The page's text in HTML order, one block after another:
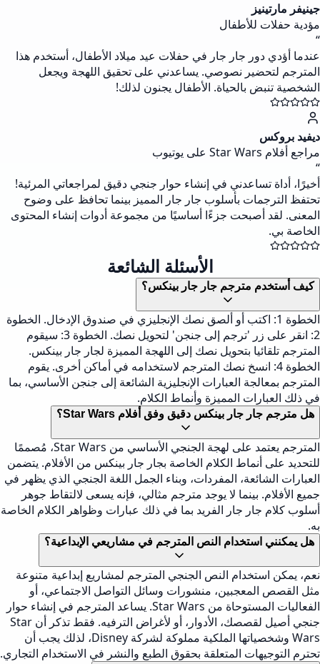
جينيفر مارتينيز
مؤدية حفلات للأطفال
“
عندما أؤدي دور جار جار في حفلات عيد ميلاد الأطفال، أستخدم هذا
المترجم لتحضير نصوصي. يساعدني على تحقيق اللهجة ويجعل
الشخصية تنبض بالحياة. الأطفال يجنون لذلك!
ديفيد بروكس
مراجع أفلام Star Wars على يوتيوب
“
أخيرًا، أداة تساعدني في إنشاء حوار جنجي دقيق لمراجعاتي المرئية!
تحتفظ الترجمات بأسلوب جار جار المميز بينما تحافظ على وضوح
المعنى. لقد أصبحت جزءًا أساسيًا من مجموعة أدوات إنشاء المحتوى
الخاصة بي.
الأسئلة الشائعة
كيف أستخدم مترجم جار جار بينكس؟
الخطوة 1: اكتب أو ألصق نصك الإنجليزي في صندوق الإدخال. الخطوة
2: انقر على زر 'ترجم إلى جنجن' لتحويل نصك. الخطوة 3: سيقوم
المترجم تلقائيا بتحويل نصك إلى اللهجة المميزة لجار جار بينكس.
الخطوة 4: انسخ نصك المترجم لاستخدامه في أماكن أخرى. يقوم
المترجم بمعالجة العبارات الإنجليزية الشائعة إلى جنجن الأساسي، بما
في ذلك العبارات المميزة وأنماط الكلام.
هل مترجم جار جار بينكس دقيق وفق أفلام Star Wars؟
المترجم يعتمد على لهجة الجنجي الأساسي من Star Wars، مُصممًا
للتحديد على أنماط الكلام الخاصة بجار جار بينكس من الأفلام. يتضمن
العبارات الشائعة، المفردات، وبناء الجمل اللغة الجنجي الذي يظهر في
جميع الأفلام. بينما لا يوجد مترجم مثالي، فإنه يسعى لالتقاط جوهر
أسلوب كلام جار جار الفريد بما في ذلك عبارات وظواهر الكلام الخاصة
به.
هل يمكنني استخدام النص المترجم في مشاريعي الإبداعية؟
نعم، يمكن استخدام النص الجنجي المترجم لمشاريع إبداعية متنوعة
مثل القصص المعجبين، منشورات وسائل التواصل الاجتماعي، أو
الفعاليات المستوحاة من Star Wars. يساعد المترجم في إنشاء حوار
جنجي أصيل لقصصك، الأدوار، أو لأغراض الترفيه. فقط تذكر أن Star
Wars وشخصياتها الملكية مملوكة لشركة Disney، لذلك يجب أن
تحترم التوجيهات المتعلقة بحقوق الطبع والنشر في الاستخدام التجاري.